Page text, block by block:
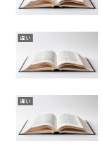
違い
違い